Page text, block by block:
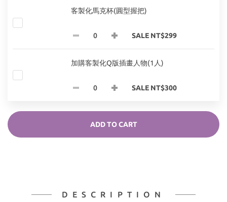
客製化馬克杯(圓型握把)
SALE NT$299
加購客製化Q版插畫人物(1人)
SALE NT$300
ADD TO CART
DESCRIPTION